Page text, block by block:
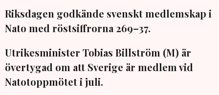
Riksdagen godkände svenskt medlemskap i
Nato med röstsiffrorna 269–37.
Utrikesminister Tobias Billström (M) är
övertygad om att Sverige är medlem vid
Natotoppmötet i juli.